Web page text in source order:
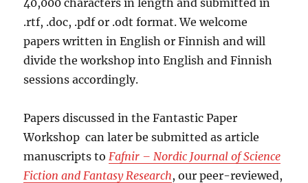
.rtf, .doc, .pdf or .odt format. We welcome
papers written in English or Finnish and will
divide the workshop into English and Finnish
sessions accordingly.
Papers discussed in the Fantastic Paper
Workshop can later be submitted as article
manuscripts to Fafnir – Nordic Journal of Science
Fiction and Fantasy Research, our peer-reviewed,